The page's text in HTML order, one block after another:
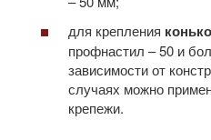
для крепления
профнастил – 50 и
зависимости от
случаях можно
крепежи.